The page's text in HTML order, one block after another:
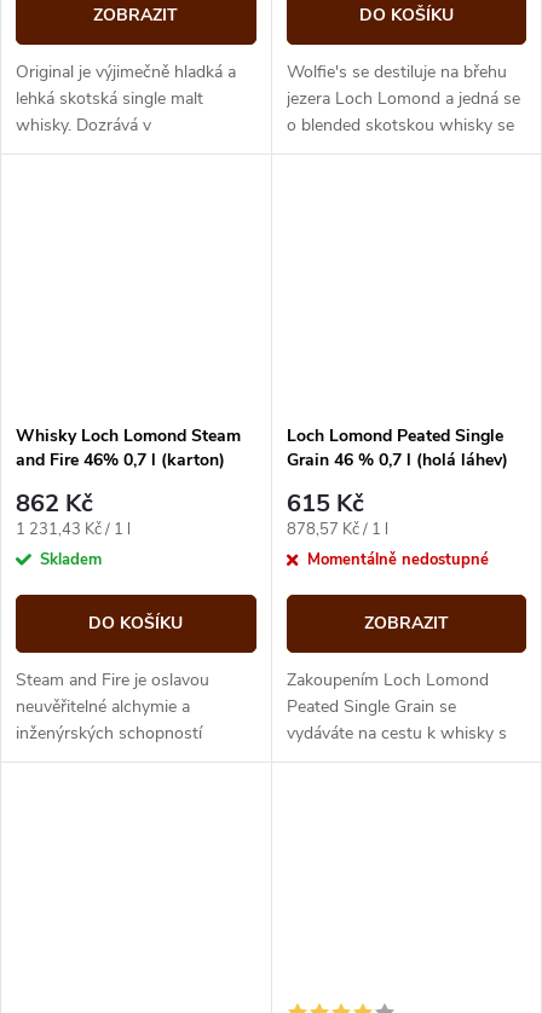
ZOBRAZIT
Original je výjimečně hladká a
lehká skotská single malt
whisky. Dozrává v
nejkvalitnějších amerických
DO KOŠÍKU
Wolfie's se destiluje na břehu
jezera Loch Lomond a jedná se
o blended skotskou whisky se
40 % alkoholu, která kombinuje
Whisky Loch Lomond Steam
and Fire 46% 0,7 l (karton)
862 Kč
Měrná
cena:
1 231,43 Kč / 1 l
Skladem
DO KOŠÍKU
Steam and Fire je oslavou
neuvěřitelné alchymie a
inženýrských schopností
našeho lihovaru a produktem
Loch Lomond Peated Single
Grain 46 % 0,7 l (holá láhev)
615 Kč
Měrná
cena:
878,57 Kč / 1 l
Momentálně nedostupné
ZOBRAZIT
Zakoupením Loch Lomond
Peated Single Grain se
vydáváte na cestu k whisky s
jedinečnými vlastnostmi. Tato